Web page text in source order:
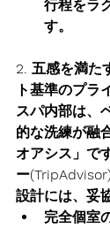
行程をラ
す。
2. 五感を満た
ト基準のプラ
スパ内部は、
的な洗練が融
オアシス」で
ー
設計には、妥
完全個室